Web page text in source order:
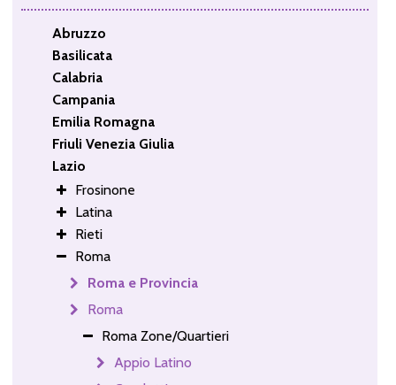
Abruzzo
Basilicata
Calabria
Campania
Emilia Romagna
Friuli Venezia Giulia
Lazio
Frosinone
Latina
Rieti
Roma
Roma e Provincia
Roma
Roma Zone/Quartieri
Appio Latino